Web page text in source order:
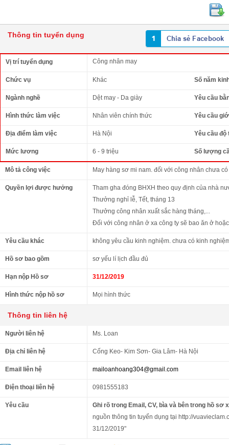
Thông tin tuyển dụng
Vị trí tuyển dụng Công nhân may
Chức vụ Khác Số năm
Ngành nghề Dệt may - Da giày Yêu cầu
Hình thức làm việc Nhân viên chính thức Yêu cầu
Địa điểm làm việc Hà Nội Yêu cầu độ
Mức lương 6 - 9 triệu Số lượng
Mô tả công việc May hàng sơ mi nam. đối với công nhân chưa
Quyền lợi được hưởng
Tham gha đóng BHXH theo quy định của nhà
Thưởng nghỉ lễ, Tết, tháng 13
Thưởng công nhân xuất sắc hàng tháng,...
Đối với công nhân ở xa công ty sẽ bao ăn ở
Yêu cầu khác không yêu cầu kinh nghiệm. chưa có kinh
Hồ sơ bao gồm sơ yếu lí lịch đầu đủ
Hạn nộp Hồ sơ 31/12/2019
Hình thức nộp hồ sơ Mọi hình thức
Thông tin liên hệ
Người liên hệ Ms. Loan
Địa chỉ liên hệ Cống Keo- Kim Sơn- Gia Lâm- Hà Nội
Email liên hệ mailoanhoang304@gmail.com
Điện thoại liên hệ 0981555183
Yêu cầu
Ghi rõ trong Email, CV, bìa và bên trong hồ sơ
nguồn thông tin tuyển dụng tại http://
31/12/2019"